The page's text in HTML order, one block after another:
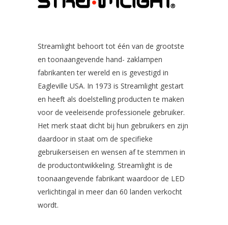
Streamlight behoort tot één van de grootste
en toonaangevende hand- zaklampen
fabrikanten ter wereld en is gevestigd in
Eagleville USA. In 1973 is Streamlight gestart
en heeft als doelstelling producten te maken
voor de veeleisende professionele gebruiker.
Het merk staat dicht bij hun gebruikers en zijn
daardoor in staat om de specifieke
gebruikerseisen en wensen af te stemmen in
de productontwikkeling. Streamlight is de
toonaangevende fabrikant waardoor de LED
verlichtingal in meer dan 60 landen verkocht
wordt.